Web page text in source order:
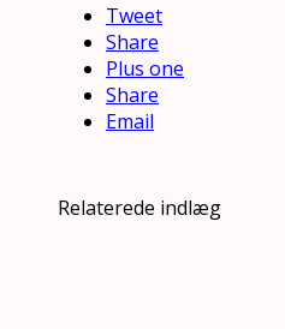
Tweet
Share
Plus one
Share
Email
Relaterede indlæg